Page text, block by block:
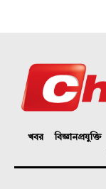
খবর বিজ্ঞানপ্রযুক্তি